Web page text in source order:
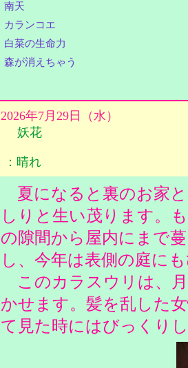
南天
カランコエ
白菜の生命力
森が消えちゃう
2026年7月29日（水）
妖花
：晴れ
夏になると裏のお家
しりと生い茂ります。
の隙間から屋内にまで
し、今年は表側の庭に
このカラスウリは、
かせます。髪を乱した
て見た時にはびっくり